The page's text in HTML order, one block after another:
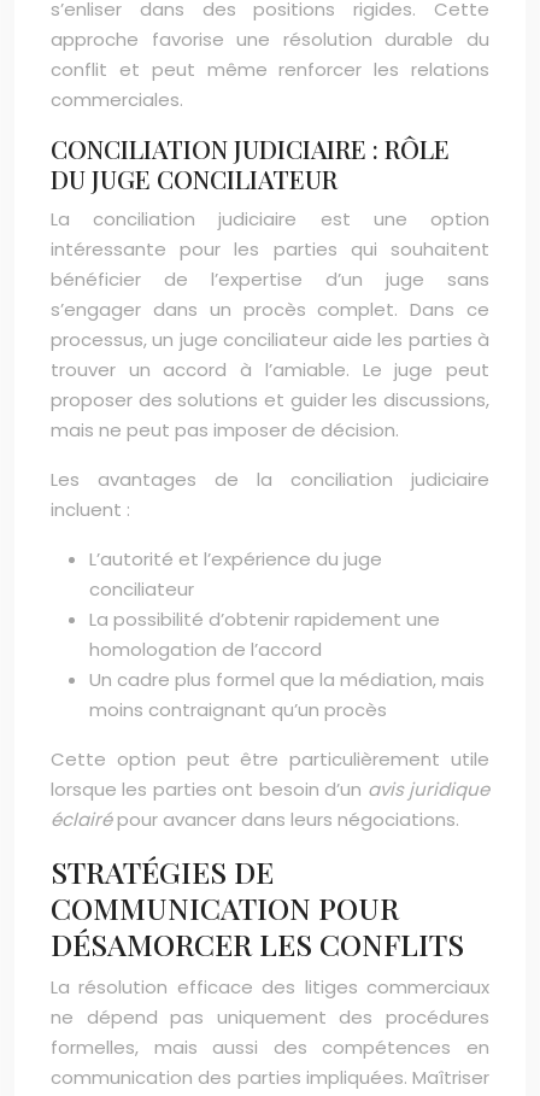
s’enliser dans des positions rigides. Cette
approche favorise une résolution durable du
conflit et peut même renforcer les relations
commerciales.
CONCILIATION JUDICIAIRE : RÔLE
DU JUGE CONCILIATEUR
La conciliation judiciaire est une option
intéressante pour les parties qui souhaitent
bénéficier de l’expertise d’un juge sans
s’engager dans un procès complet. Dans ce
processus, un juge conciliateur aide les parties à
trouver un accord à l’amiable. Le juge peut
proposer des solutions et guider les discussions,
mais ne peut pas imposer de décision.
Les avantages de la conciliation judiciaire
incluent :
L’autorité et l’expérience du juge
conciliateur
La possibilité d’obtenir rapidement une
homologation de l’accord
Un cadre plus formel que la médiation, mais
moins contraignant qu’un procès
Cette option peut être particulièrement utile
lorsque les parties ont besoin d’un avis juridique
éclairépour avancer dans leurs négociations.
STRATÉGIES DE
COMMUNICATION POUR
DÉSAMORCER LES CONFLITS
La résolution efficace des litiges commerciaux
ne dépend pas uniquement des procédures
formelles, mais aussi des compétences en
communication des parties impliquées. Maîtriser